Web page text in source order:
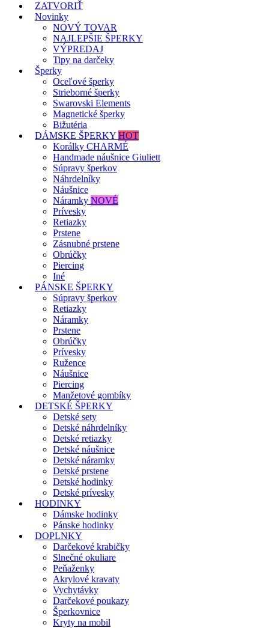
ZATVORIŤ
Novinky
NOVÝ TOVAR
NAJLEPŠIE ŠPERKY
VÝPREDAJ
Tipy na darčeky
Šperky
Oceľové šperky
Strieborné šperky
Swarovski Elements
Magnetické šperky
Bižutéria
DÁMSKE ŠPERKY HOT
Korálky CHARMÉ
Handmade náušnice Giuliett
Súpravy šperkov
Náhrdelníky
Náušnice
Náramky NOVÉ
Prívesky
Retiazky
Prstene
Zásnubné prstene
Obrúčky
Piercing
Iné
PÁNSKE ŠPERKY
Súpravy šperkov
Retiazky
Náramky
Prstene
Obrúčky
Prívesky
Ružence
Náušnice
Piercing
Manžetové gombíky
DETSKÉ ŠPERKY
Detské sety
Detské náhrdelníky
Detské retiazky
Detské náušnice
Detské náramky
Detské prstene
Detské hodinky
Detské prívesky
HODINKY
Dámske hodinky
Pánske hodinky
DOPLNKY
Darčekové krabičky
Slnečné okuliare
Peňaženky
Akrylové kravaty
Vychytávky
Darčekové poukazy
Šperkovnice
Kryty na mobil